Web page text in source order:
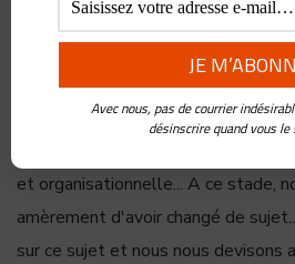
"Et sinon à part tes
moment où il
chose à mon interlocuteur qui
et organisationnelle... A ce stade,
amèrement d'avoir changé de
sur ce sujet et nous nous devisons
Avec nous, pas de courrier
désinscrire quand vous le